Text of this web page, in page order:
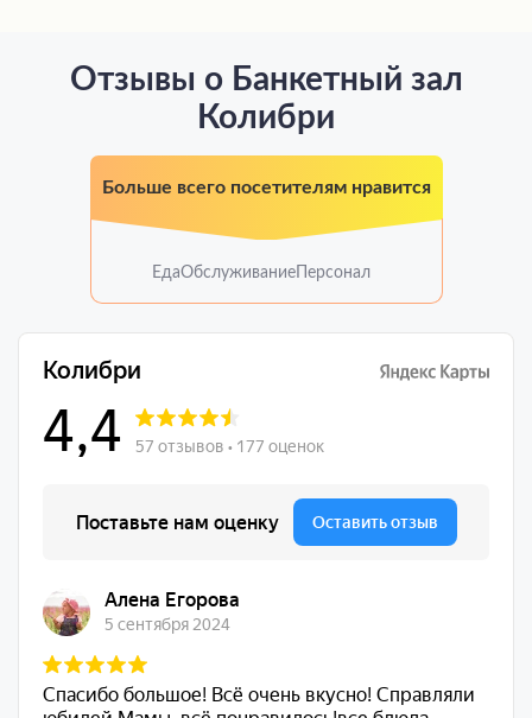
Отзывы о Банкетный зал
Колибри
Больше всего посетителям нравится
ЕдаОбслуживание Персонал